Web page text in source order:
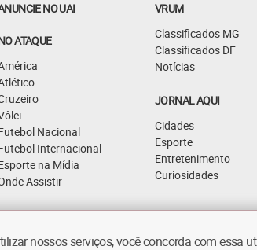
NO UAI
ATAQUE
Nacional
Internacional
na Mídia
Assistir
VRUM
Classificados MG
Classificados DF
Notícias
JORNAL AQUI
Cidades
Esporte
Entretenimento
Curiosidades
nossos serviços, você concorda com essa